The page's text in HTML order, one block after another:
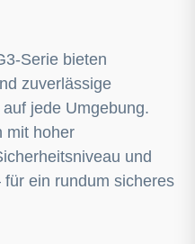
Serie bieten
zuverlässige
jede Umgebung.
mit hoher
und
ein rundum sicheres